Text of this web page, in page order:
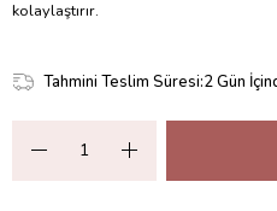
kolaylaştırır.
Tahmini Teslim Süresi:2 Gün